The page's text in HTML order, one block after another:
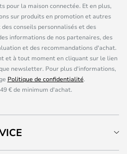
pour la maison connectée. Et en plus,
sur produits en promotion et autres
conseils personnalisés et des
informations de nos partenaires, des
et des recommandations d'achat.
et à tout moment en cliquant sur le lien
newsletter. Pour plus d'informations,
Politique de confidentialité.
€ de minimum d'achat.